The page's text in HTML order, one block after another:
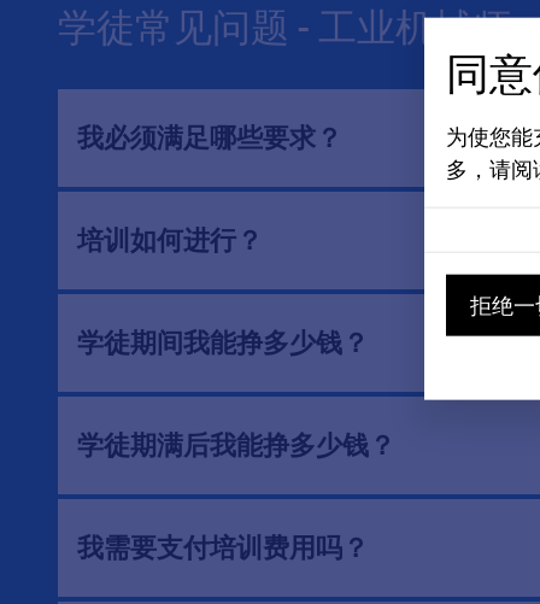
学徒常见问题 - 工业机械师
我必须满足哪些要求？
培训如何进行？
学徒期间我能挣多少钱？
学徒期满后我能挣多少钱？
我需要支付培训费用吗？
同
为使您能
多，请阅
拒绝一